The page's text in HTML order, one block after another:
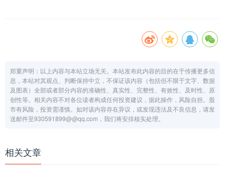
郑重声明：以上内容与本站立场无关。本站发布此内容的目的在于传播更多信
息，本站对其观点、判断保持中立，不保证该内容（包括但不限于文字、数据
及图表）全部或者部分内容的准确性、真实性、完整性、有效性、及时性、原
创性等。相关内容不对各位读者构成任何投资建议，据此操作，风险自担。股
市有风险，投资需谨慎。如对该内容存在异议，或发现违法及不良信息，请发
送邮件至930591899@@qq.com，我们将安排核实处理。
相关文章